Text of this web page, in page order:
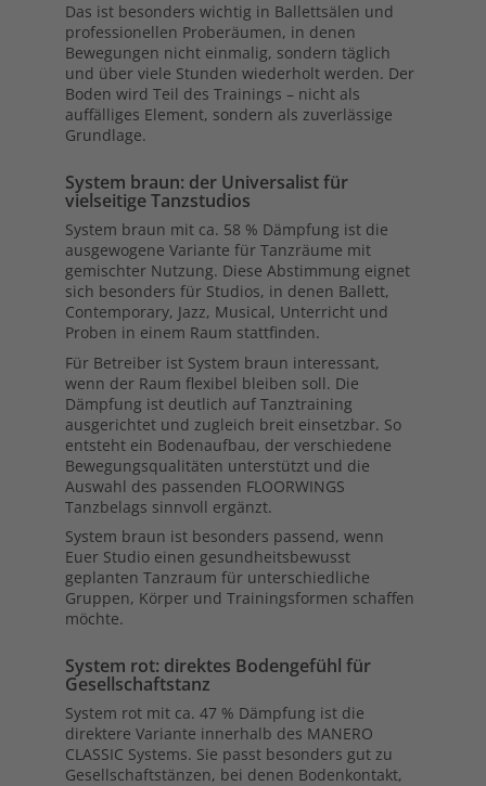
Das ist besonders wichtig in Ballettsälen und
professionellen Proberäumen, in denen
Bewegungen nicht einmalig, sondern täglich
und über viele Stunden wiederholt werden. Der
Boden wird Teil des Trainings – nicht als
auffälliges Element, sondern als zuverlässige
Grundlage.
System braun: der Universalist für
vielseitige Tanzstudios
System braun mit ca. 58 % Dämpfung ist die
ausgewogene Variante für Tanzräume mit
gemischter Nutzung. Diese Abstimmung eignet
sich besonders für Studios, in denen Ballett,
Contemporary, Jazz, Musical, Unterricht und
Proben in einem Raum stattfinden.
Für Betreiber ist System braun interessant,
wenn der Raum flexibel bleiben soll. Die
Dämpfung ist deutlich auf Tanztraining
ausgerichtet und zugleich breit einsetzbar. So
entsteht ein Bodenaufbau, der verschiedene
Bewegungsqualitäten unterstützt und die
Auswahl des passenden FLOORWINGS
Tanzbelags sinnvoll ergänzt.
System braun ist besonders passend, wenn
Euer Studio einen gesundheitsbewusst
geplanten Tanzraum für unterschiedliche
Gruppen, Körper und Trainingsformen schaffen
möchte.
System rot: direktes Bodengefühl für
Gesellschaftstanz
System rot mit ca. 47 % Dämpfung ist die
direktere Variante innerhalb des MANERO
CLASSIC Systems. Sie passt besonders gut zu
Gesellschaftstänzen, bei denen Bodenkontakt,